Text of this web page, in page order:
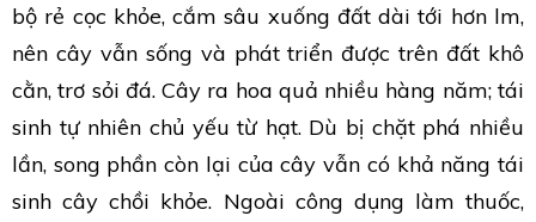
bộ rẻ cọc khỏe, cắm sâu xuống đất dài tới hơn lm,
nên cây vẫn sống và phát triển được trên đất khô
cằn, trơ sỏi đá. Cây ra hoa quả nhiều hàng năm; tái
sinh tự nhiên chủ yếu từ hạt. Dù bị chặt phá nhiều
lần, song phần còn lại của cây vẫn có khả năng tái
sinh cây chồi khỏe. Ngoài công dụng làm thuốc,